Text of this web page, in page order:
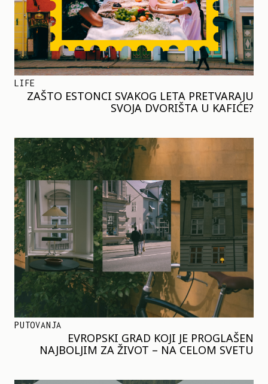
LIFE
ZAŠTO ESTONCI SVAKOG LETA PRETVARAJU
SVOJA DVORIŠTA U KAFIĆE?
PUTOVANJA
EVROPSKI GRAD KOJI JE PROGLAŠEN
NAJBOLJIM ZA ŽIVOT – NA CELOM SVETU